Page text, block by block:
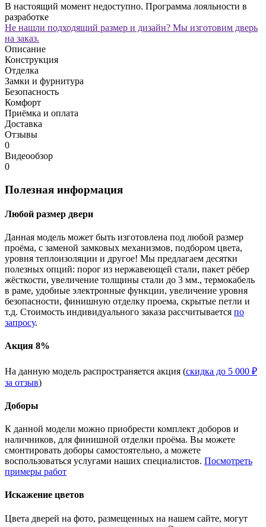
В настоящий момент недоступно. Программа лояльности в
разработке
Не нашли подходящий размер и дизайн? Мы изготовим дверь
на заказ.
Описание
Конструкция
Отделка
Замки и фурнитура
Безопасность
Комфорт
Приёмка и оплата
Доставка
Отзывы
0
Видеообзор
0
Полезная информация
Любой размер двери
Данная модель может быть изготовлена под любой размер
проёма, с заменой замковых механизмов, подбором цвета,
уровня теплоизоляции и другое! Мы предлагаем десятки
полезных опций: порог из нержавеющей стали, пакет рёбер
жёсткости, увеличение толщины стали до 3 мм., термокабель
в раме, удобные электронные функции, увеличение уровня
безопасности, финишную отделку проема, скрытые петли и
т.д. Стоимость индивидуального заказа рассчитывается по
запросу.
Акция 8%
На данную модель распространяется акция (скидка до 5 000 ₽
за отзыв)
Доборы
К данной модели можно приобрести комплект доборов и
наличников, для финишной отделки проёма. Вы можете
смонтировать доборы самостоятельно, а можете
воспользоваться услугами наших специалистов. Посмотреть
примеры работ
Искажение цветов
Цвета дверей на фото, размещенных на нашем сайте, могут